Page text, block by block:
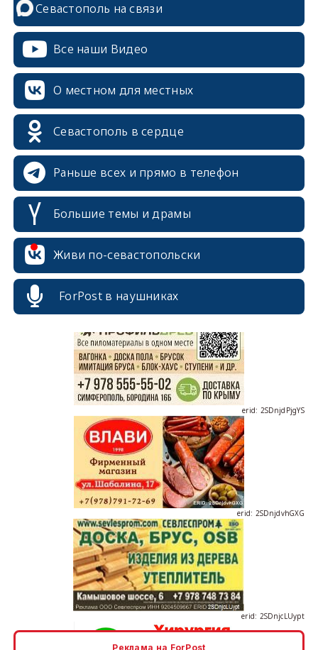
Севастополь на связи
Все наши Видео
О местном для местных
Севастополь в сердце
Раньше всех и прямо в телефон
Большие темы и драмы
Живи по-севастопольски
ForPost в наушниках
erid: 2SDnjcrDNw6
erid: 2SDnjdvhGXG
Реклама на ForPost